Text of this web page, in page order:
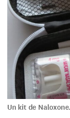
Un kit de